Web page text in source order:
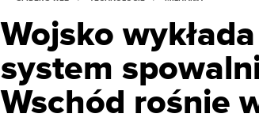
Wojsko
system
Wschód rośnie